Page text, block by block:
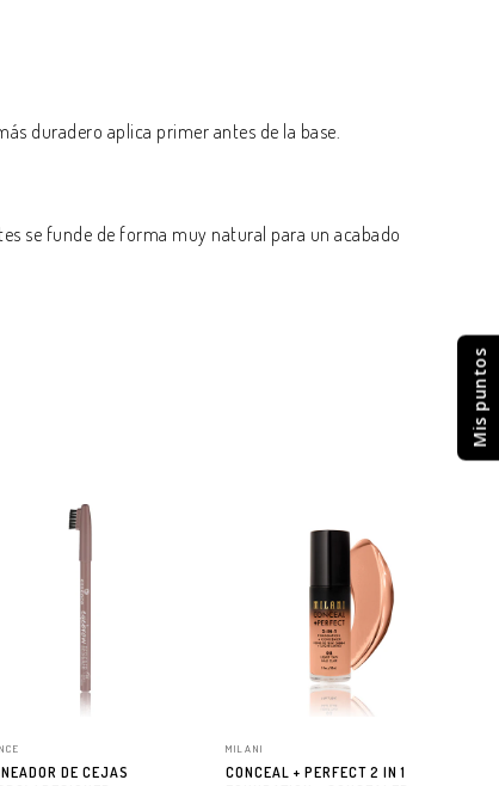
duradero aplica primer antes de la base.
se funde de forma muy natural para un acabado
DE CEJAS
MILANI
CONCEAL + PERFECT 2 IN 1
Mis puntos